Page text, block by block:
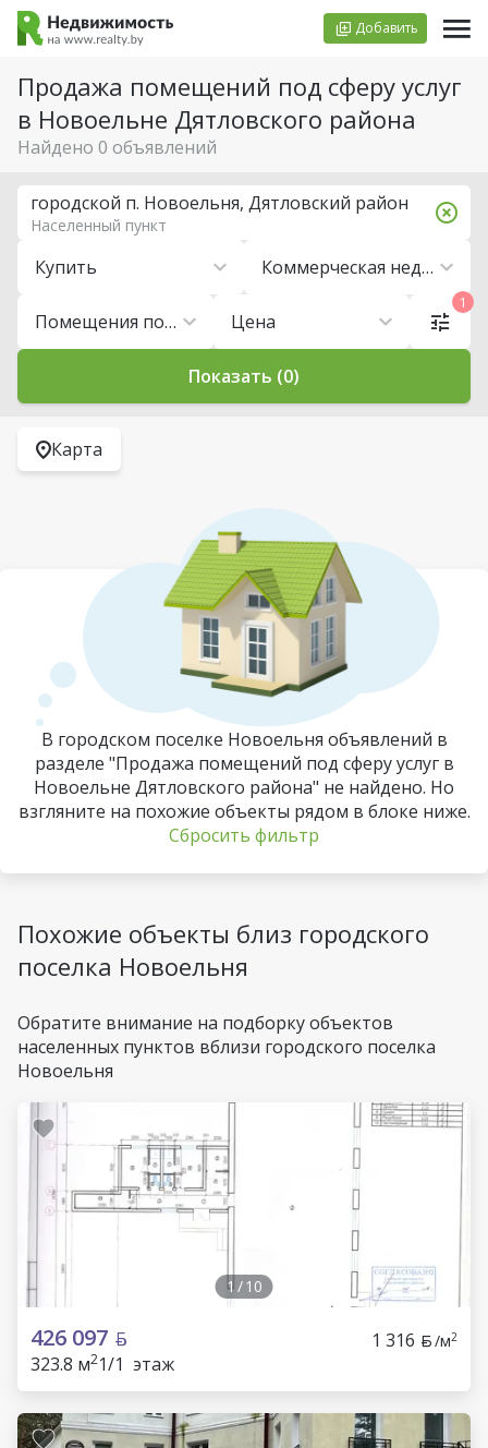
Добавить
Продажа помещений под сферу услуг
в Новоельне Дятловского района
Найдено 0 объявлений
Купить Коммерческая недвижимость
Помещения под сферу услуг Цена
городской п. Новоельня, Дятловский район
Населенный пункт
1
Показать (0)
Карта
В городском поселке Новоельня объявлений в
разделе "Продажа помещений под сферу услуг в
Новоельне Дятловского района" не найдено. Но
взгляните на похожие объекты рядом в блоке ниже.
Сбросить фильтр
Похожие объекты близ городского
поселка Новоельня
Обратите внимание на подборку объектов
населенных пунктов вблизи городского поселка
Новоельня
1/10
426 097 1 316 /м2
323.8 м21/1 этаж